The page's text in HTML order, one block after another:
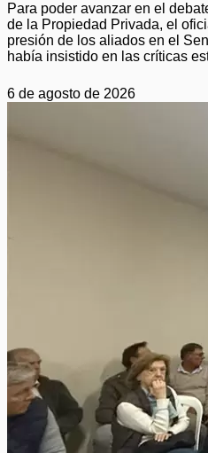
Para poder avanzar en el
de la Propiedad Privada, el
presión de los aliados en el
había insistido en las críticas
6 de agosto de 2026